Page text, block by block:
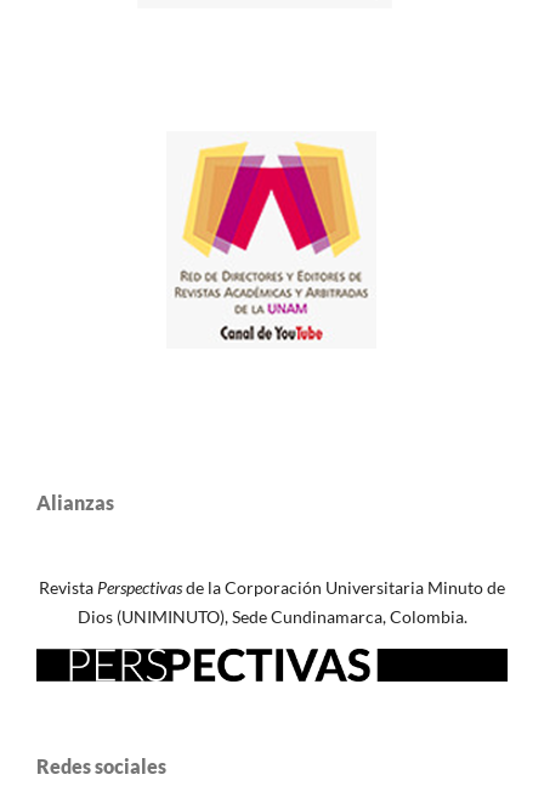
Alianzas
Revista Perspectivasde la Corporación Universitaria Minuto de
Dios (UNIMINUTO), Sede Cundinamarca, Colombia.
Redes sociales